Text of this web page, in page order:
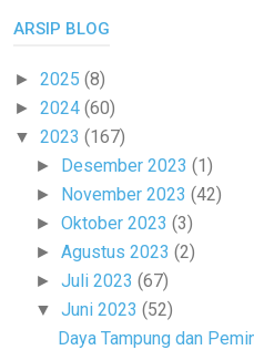
ARSIP BLOG
► 2025 (8)
► 2024 (60)
▼ 2023 (167)
► Desember 2023(1)
► November 2023(42)
►Oktober 2023(3)
►Agustus 2023(2)
►Juli 2023(67)
▼Juni 2023(52)
Daya Tampung dan